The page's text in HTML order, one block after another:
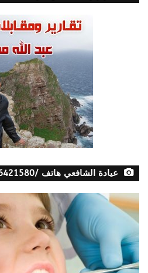
عيادة الشافعي هاتف /26421580